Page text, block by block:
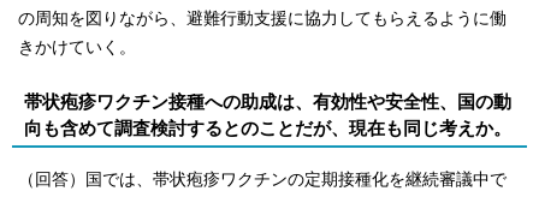
の周知を図りながら、避難行動支援に協力してもらえるように働
きかけていく。
帯状疱疹ワクチン接種への助成は、有効性や安全性、国の動
向も含めて調査検討するとのことだが、現在も同じ考えか。
（回答）国では、帯状疱疹ワクチンの定期接種化を継続審議中で